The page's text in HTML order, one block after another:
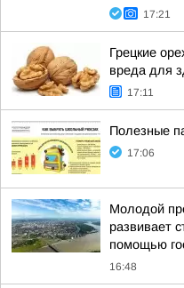
17:21
Грецкие
вреда для
17:11
Полезные
17:06
Молодой
развивает
помощью
16:48